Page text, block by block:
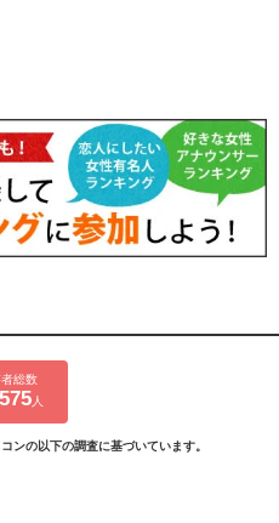
者総数
人
ンの以下の調査に基づいています。